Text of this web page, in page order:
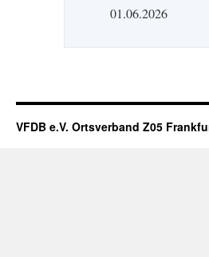
01.06.2026
VFDB e.V. Ortsverband Z05